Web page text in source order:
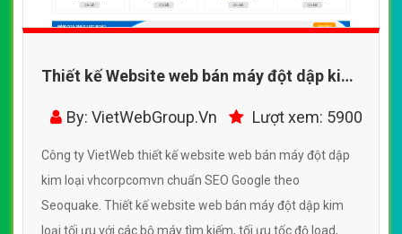
Thiết kế Website web bán máy đột dập kim
loại - vhcorpcomvn
By: VietWebGroup.Vn Lượt xem: 5900
Công ty VietWeb thiết kế website web bán máy đột dập
kim loại vhcorpcomvn chuẩn SEO Google theo
Seoquake. Thiết kế website web bán máy đột dập kim
loại tối ưu với các bộ máy tìm kiếm, tối ưu tốc độ load,